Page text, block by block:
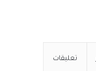
تعليقات